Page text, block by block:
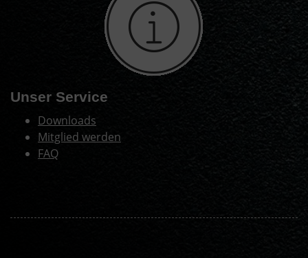
Unser Service
Downloads
Mitglied werden
FAQ